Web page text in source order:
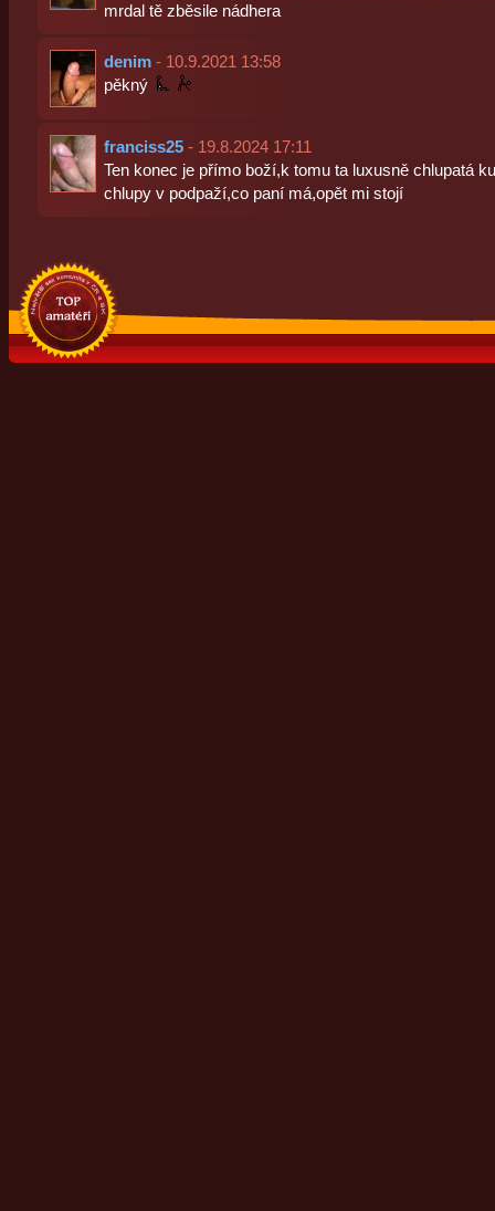
mrdal tě zběsile nádhera
denim- 10.9.2021 13:58
pěkný
franciss25- 19.8.2024 17:11
Ten konec je přímo boží,k tomu ta luxusně chlupatá
chlupy v podpaží,co paní má,opět mi stojí